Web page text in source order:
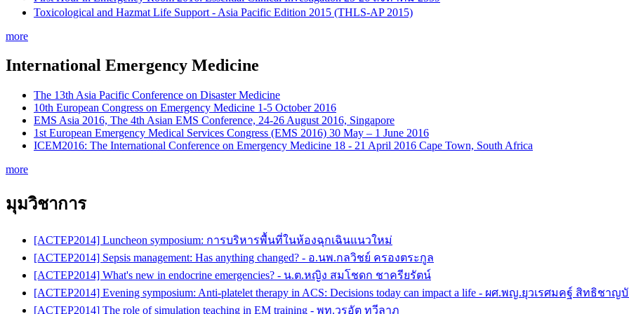
Toxicological and Hazmat Life Support - Asia Pacific Edition 2015 (THLS-AP 2015)
more
International Emergency Medicine
The 13th Asia Pacific Conference on Disaster Medicine
10th European Congress on Emergency Medicine 1-5 October 2016
EMS Asia 2016, The 4th Asian EMS Conference, 24-26 August 2016, Singapore
1st European Emergency Medical Services Congress (EMS 2016) 30 May – 1 June 2016
ICEM2016: The International Conference on Emergency Medicine 18 - 21 April 2016 Cape Town, South Africa
more
มุมวิชาการ
[ACTEP2014] Luncheon symposium: การบริหารพื้นที่ในห้องฉุกเฉินแนวใหม่
[ACTEP2014] Sepsis management: Has anything changed? - อ.นพ.กลวิชย์ ครองตระกูล
[ACTEP2014] What's new in endocrine emergencies? - น.ต.หญิง สมโชดก ชาครียรัตน์
[ACTEP2014] Evening symposium: Anti-platelet therapy in ACS: Decisions today can impact a life - ผศ.พญ.ยุวเรศมคฐ์ สิท
[ACTEP2014] The role of simulation teaching in EM training - พท.วรอัต ทวีลาภ